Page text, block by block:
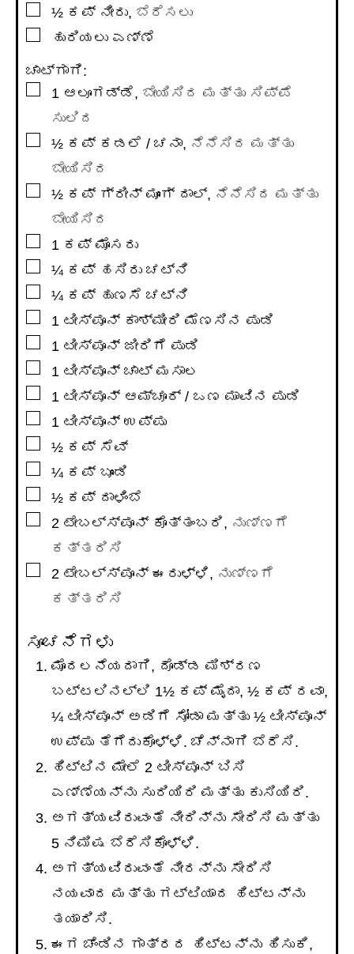
▢½ ಕಪ್ ನೀರು, ಬೆರೆಸಲು
ಹುರಿಯಲು ಎಣ್ಣೆ
ಚಾಟ್ಗಾಗಿ:
▢1 ಆಲೂಗಡ್ಡೆ, ಬೇಯಿಸಿದ ಮತ್ತು ಸಿಪ್ಪೆ
ಸುಲಿದ
▢½ ಕಪ್ ಕಡಲೆ / ಚನಾ, ನೆನೆಸಿದ ಮತ್ತು
ಬೇಯಿಸಿದ
▢½ ಕಪ್ ಗ್ರೀನ್ ಮೂಂಗ್ ದಾಲ್, ನೆನೆಸಿದ ಮತ್ತು
ಬೇಯಿಸಿದ
▢1 ಕಪ್ ಮೊಸರು
▢¼ ಕಪ್ ಹಸಿರು ಚಟ್ನಿ
▢¼ ಕಪ್ ಹುಣಸೆ ಚಟ್ನಿ
▢1 ಟೀಸ್ಪೂನ್ ಕಾಶ್ಮೀರಿ ಮೆಣಸಿನ ಪುಡಿ
▢1 ಟೀಸ್ಪೂನ್ ಜೀರಿಗೆ ಪುಡಿ
▢1 ಟೀಸ್ಪೂನ್ ಚಾಟ್ ಮಸಾಲ
▢1 ಟೀಸ್ಪೂನ್ ಆಮ್ಚೂರ್ / ಒಣ ಮಾವಿನ ಪುಡಿ
▢1 ಟೀಸ್ಪೂನ್ ಉಪ್ಪು
▢½ ಕಪ್ ಸೆವ್
▢¼ ಕಪ್ ಬೂಂಡಿ
▢½ ಕಪ್ ದಾಳಿಂಬೆ
▢2 ಟೇಬಲ್ಸ್ಪೂನ್ ಕೊತ್ತಂಬರಿ, ನುಣ್ಣಗೆ
ಕತ್ತರಿಸಿ
▢2 ಟೇಬಲ್ಸ್ಪೂನ್ ಈರುಳ್ಳಿ, ನುಣ್ಣಗೆ
ಕತ್ತರಿಸಿ
ಸೂಚನೆಗಳು
ಮೊದಲನೆಯದಾಗಿ, ದೊಡ್ಡ ಮಿಶ್ರಣ
ಬಟ್ಟಲಿನಲ್ಲಿ 1½ ಕಪ್ ಮೈದಾ, ½ ಕಪ್ ರವಾ,
¼ ಟೀಸ್ಪೂನ್ ಅಡಿಗೆ ಸೋಡಾ ಮತ್ತು ½ ಟೀಸ್ಪೂನ್
ಉಪ್ಪು ತೆಗೆದುಕೊಳ್ಳಿ. ಚೆನ್ನಾಗಿ ಬೆರೆಸಿ.
ಹಿಟ್ಟಿನ ಮೇಲೆ 2 ಟೀಸ್ಪೂನ್ ಬಿಸಿ
ಎಣ್ಣೆಯನ್ನು ಸುರಿಯಿರಿ ಮತ್ತು ಕುಸಿಯಿರಿ.
ಅಗತ್ಯವಿರುವಂತೆ ನೀರಿನ್ನು ಸೇರಿಸಿ ಮತ್ತು
5 ನಿಮಿಷ ಬೆರೆಸಿಕೊಳ್ಳಿ.
ಅಗತ್ಯವಿರುವಂತೆ ನೀರನ್ನು ಸೇರಿಸಿ
ನಯವಾದ ಮತ್ತು ಗಟ್ಟಿಯಾದ ಹಿಟ್ಟನ್ನು
ತಯಾರಿಸಿ.
ಈಗ ಚೆಂಡಿನ ಗಾತ್ರದ ಹಿಟ್ಟನ್ನು ಹಿಸುಕಿ,